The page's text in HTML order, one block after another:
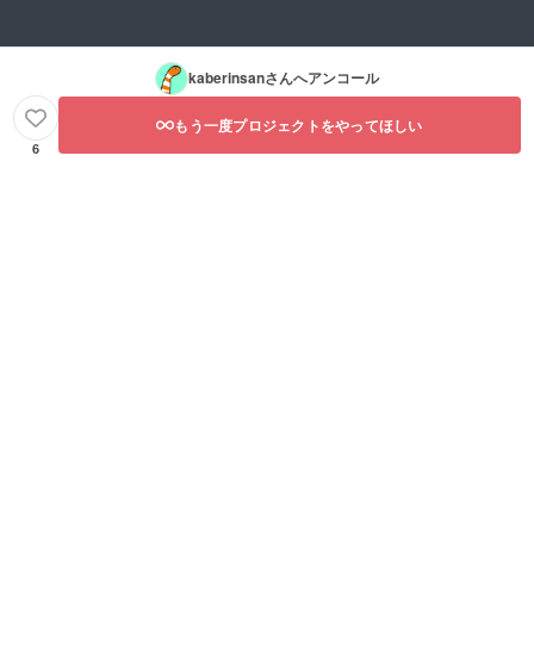
kaberinsanさんへアンコール
6
もう一度プロジェクトをやってほしい